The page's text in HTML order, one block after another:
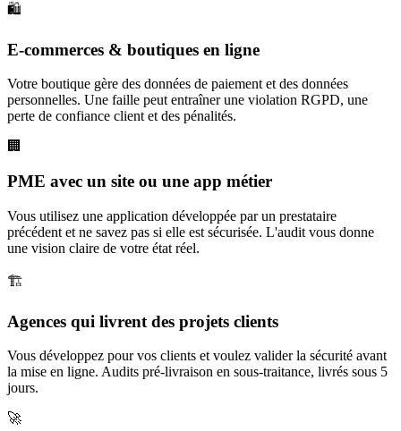
🛍️
E-commerces & boutiques en ligne
Votre boutique gère des données de paiement et des données
personnelles. Une faille peut entraîner une violation RGPD, une
perte de confiance client et des pénalités.
🏢
PME avec un site ou une app métier
Vous utilisez une application développée par un prestataire
précédent et ne savez pas si elle est sécurisée. L'audit vous donne
une vision claire de votre état réel.
🏗️
Agences qui livrent des projets clients
Vous développez pour vos clients et voulez valider la sécurité avant
la mise en ligne. Audits pré-livraison en sous-traitance, livrés sous 5
jours.
🚀